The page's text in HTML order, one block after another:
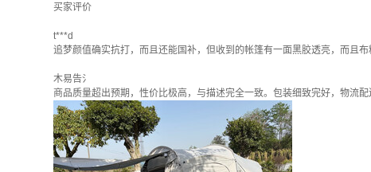
买家评价
t***d
追梦颜值确实抗打，而且还能国补，但收到的帐篷有一面黑胶透亮，而且
木易告氵
商品质量超出预期，性价比极高，与描述完全一致。包装细致完好，物流